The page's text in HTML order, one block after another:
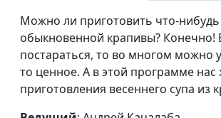
Можно ли приготовить что-нибудь
обыкновенной крапивы? Конечно!
постараться, то во многом можно
то ценное. А в этой программе нас
приготовления весеннего супа из
О лени
Андрей
О доброте и
Андрей